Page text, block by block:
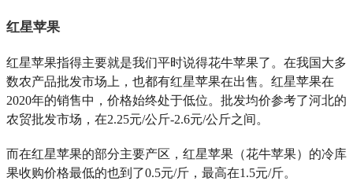
红星苹果
红星苹果指得主要就是我们平时说得花牛苹果了。在我国大多
数农产品批发市场上，也都有红星苹果在出售。红星苹果在
2020年的销售中，价格始终处于低位。批发均价参考了河北的
农贸批发市场，在2.25元/公斤-2.6元/公斤之间。
而在红星苹果的部分主要产区，红星苹果（花牛苹果）的冷库
果收购价格最低的也到了0.5元/斤，最高在1.5元/斤。